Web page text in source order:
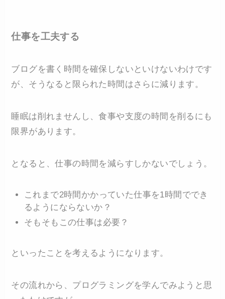
仕事を工夫する
ブログを書く時間を確保しないといけないわけです
が、そうなると限られた時間はさらに減ります。
睡眠は削れませんし、食事や支度の時間を削るにも
限界があります。
となると、仕事の時間を減らすしかないでしょう。
これまで2時間かかっていた仕事を1時間ででき
るようにならないか？
そもそもこの仕事は必要？
といったことを考えるようになります。
その流れから、プログラミングを学んでみようと思